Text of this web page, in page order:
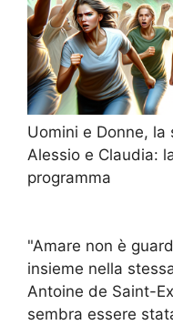
Uomini e Donne,
Alessio e Claudia:
programma
"Amare non è
insieme nella
Antoine de Saint-
sembra essere